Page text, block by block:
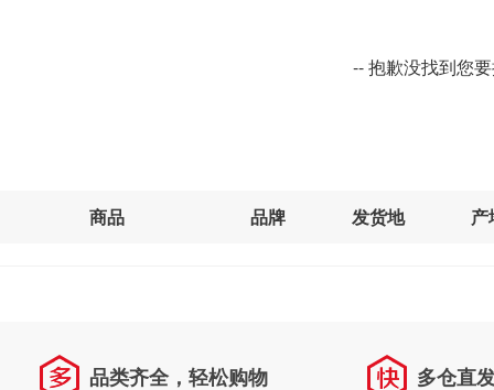
-- 抱歉没找到您
商品 品牌 发货地 产
品类齐全，轻松购物 多仓直